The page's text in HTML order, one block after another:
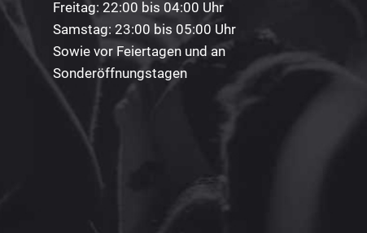
Freitag: 22:00 bis 04:00 Uhr
Samstag: 23:00 bis 05:00 Uhr
Sowie vor Feiertagen und an
Sonderöffnungstagen